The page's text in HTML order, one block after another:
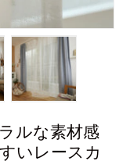
ルな素材感
いレースカ